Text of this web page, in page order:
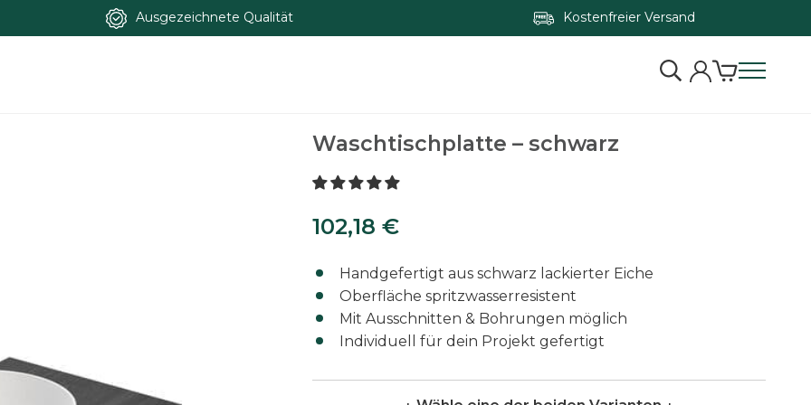
Ausgezeichnete Qualität Kostenfreier Versand
Zum Konfigurator springen
Waschtischplatte – schwarz
102,18€
102,18€
Handgefertigt aus schwarz lackierter Eiche
Oberfläche spritzwasserresistent
Mit Ausschnitten & Bohrungen möglich
Individuell für dein Projekt gefertigt